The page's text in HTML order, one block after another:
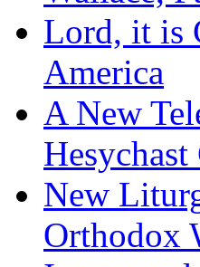
Lord, it is
America
A New
New
Orthodox